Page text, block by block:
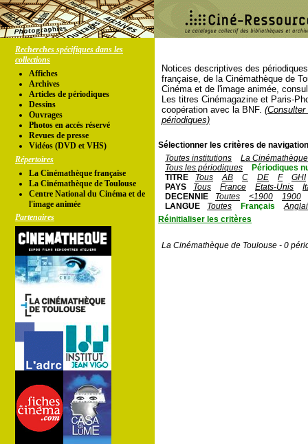
Recherches spécifiques dans les
collections
Affiches
Archives
Articles de périodiques
Dessins
Ouvrages
Photos en accés réservé
Revues de presse
Vidéos (DVD et VHS)
Répertoires
La Cinémathèque française
La Cinémathèque de Toulouse
Centre National du Cinéma et de
l'image animée
Partenaires
Notices descriptives des
française, de la Cinémathèque de
Cinéma et de l'image animée,
Les titres Cinémagazine et Paris-
coopération avec la BNF.
périodiques)
Sélectionner les critères de
Toutes institutions
La
Tous les périodiques
Périodiques
TITRE
Tous AB C DE F
GHI
PAYS
Tous France Etats-Unis
DECENNIE
Toutes <1900
1900
LANGUE
Toutes Français
Réinitialiser les critères
La Cinémathèque de Toulouse - 0